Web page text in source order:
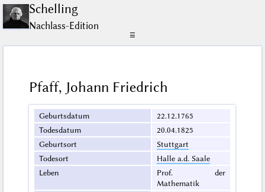
Schelling
Nachlass-Edition
☰
Pfaff, Johann Friedrich
Geburtsdatum
22.12.1765
Todesdatum
20.04.1825
Geburtsort
Stuttgart
Todesort
Halle a.d. Saale
Leben
Prof. der
Mathematik